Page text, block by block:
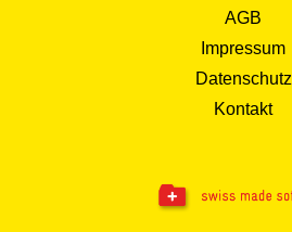
AGB
Impressum
Datenschutz
Kontakt